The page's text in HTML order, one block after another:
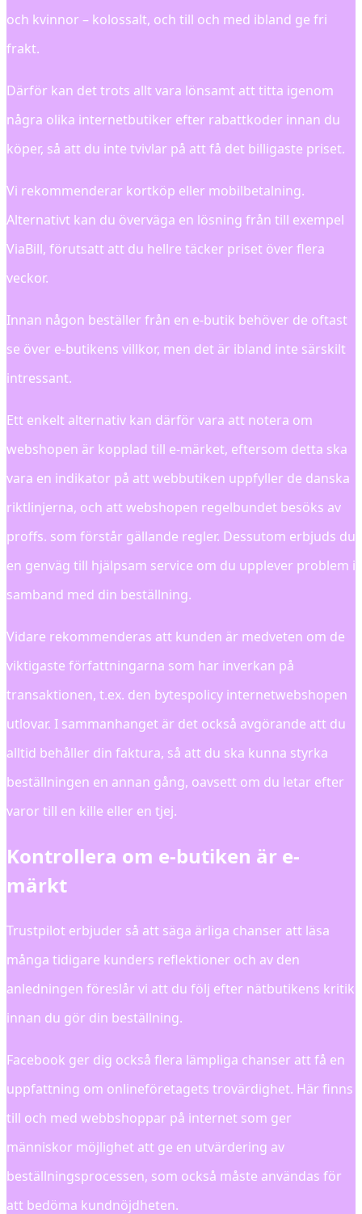
och kvinnor – kolossalt, och till och med ibland ge fri
frakt.
Därför kan det trots allt vara lönsamt att titta igenom
några olika internetbutiker efter rabattkoder innan du
köper, så att du inte tvivlar på att få det billigaste priset.
Vi rekommenderar kortköp eller mobilbetalning.
Alternativt kan du överväga en lösning från till exempel
ViaBill, förutsatt att du hellre täcker priset över flera
veckor.
Innan någon beställer från en e-butik behöver de oftast
se över e-butikens villkor, men det är ibland inte särskilt
intressant.
Ett enkelt alternativ kan därför vara att notera om
webshopen är kopplad till e-märket, eftersom detta ska
vara en indikator på att webbutiken uppfyller de danska
riktlinjerna, och att webshopen regelbundet besöks av
proffs. som förstår gällande regler. Dessutom erbjuds du
en genväg till hjälpsam service om du upplever problem i
samband med din beställning.
Vidare rekommenderas att kunden är medveten om de
viktigaste författningarna som har inverkan på
transaktionen, t.ex. den bytespolicy internetwebshopen
utlovar. I sammanhanget är det också avgörande att du
alltid behåller din faktura, så att du ska kunna styrka
beställningen en annan gång, oavsett om du letar efter
varor till en kille eller en tjej.
Kontrollera om e-butiken är e-
märkt
Trustpilot erbjuder så att säga ärliga chanser att läsa
många tidigare kunders reflektioner och av den
anledningen föreslår vi att du följ efter nätbutikens kritik
innan du gör din beställning.
Facebook ger dig också flera lämpliga chanser att få en
uppfattning om onlineföretagets trovärdighet. Här finns
till och med webbshoppar på internet som ger
människor möjlighet att ge en utvärdering av
beställningsprocessen, som också måste användas för
att bedöma kundnöjdheten.